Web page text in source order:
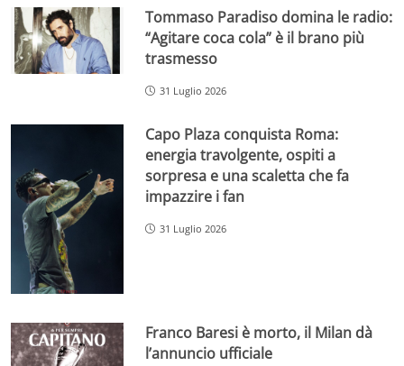
Tommaso Paradiso domina le radio:
“Agitare coca cola” è il brano più
trasmesso
31 Luglio 2026
Capo Plaza conquista Roma:
energia travolgente, ospiti a
sorpresa e una scaletta che fa
impazzire i fan
31 Luglio 2026
Franco Baresi è morto, il Milan dà
l’annuncio ufficiale